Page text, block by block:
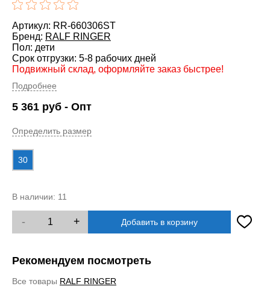
Артикул: RR-660306ST
Бренд: RALF RINGER
Пол: дети
Срок отгрузки: 5-8 рабочих дней
Подвижный склад, оформляйте заказ быстрее!
Подробнее
5 361 руб - Опт
Определить размер
30
В наличии: 11
- + Добавить в корзину
Рекомендуем посмотреть
Все товары RALF RINGER